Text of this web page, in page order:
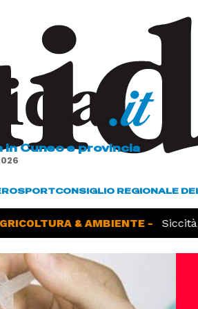
Cuneo e provincia
SPORTCONSIGLIO REGIONALE
& AMBIENTE - Siccità,